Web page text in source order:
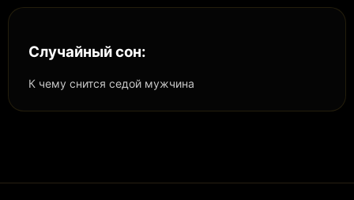
Случайный сон:
К чему снится седой мужчина